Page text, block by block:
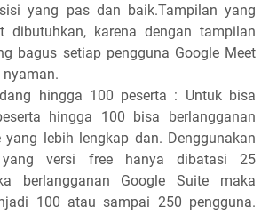
yang pas dan baik.Tampilan yang
dibutuhkan, karena dengan tampilan
bagus setiap pengguna Google Meet
nyaman.
hingga 100 peserta : Untuk bisa
hingga 100 bisa berlangganan
yang lebih lengkap dan. Denggunakan
yang versi free hanya dibatasi 25
berlangganan Google Suite maka
100 atau sampai 250 pengguna.